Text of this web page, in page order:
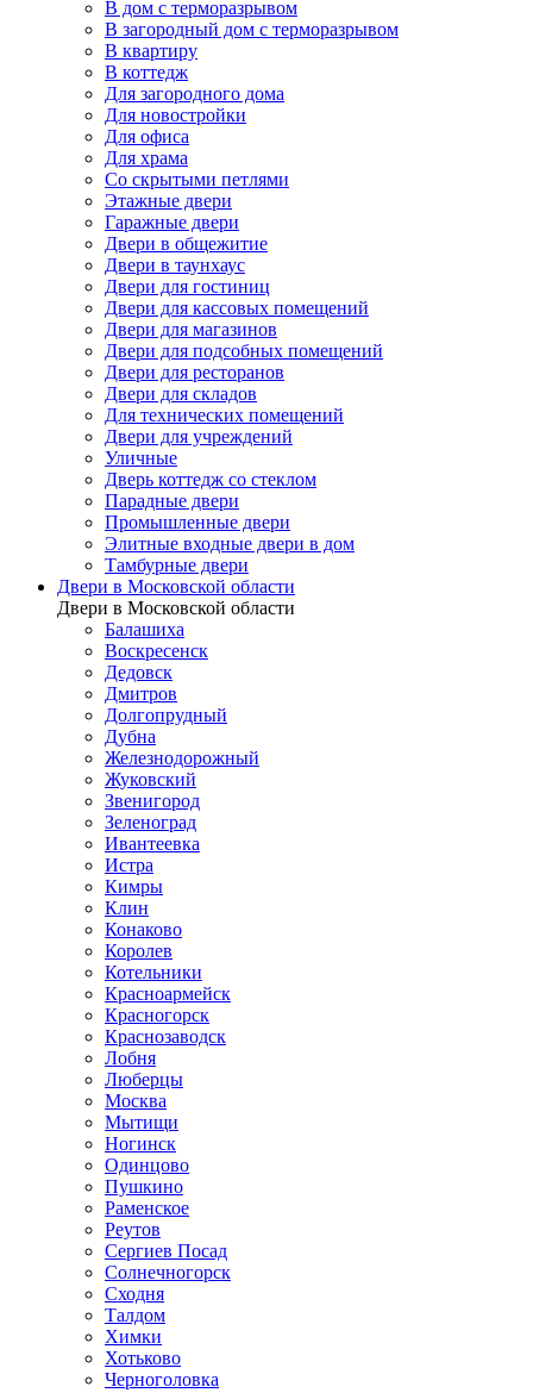
В дом с терморазрывом
В загородный дом с терморазрывом
В квартиру
В коттедж
Для загородного дома
Для новостройки
Для офиса
Для храма
Со скрытыми петлями
Этажные двери
Гаражные двери
Двери в общежитие
Двери в таунхаус
Двери для гостиниц
Двери для кассовых помещений
Двери для магазинов
Двери для подсобных помещений
Двери для ресторанов
Двери для складов
Для технических помещений
Двери для учреждений
Уличные
Дверь коттедж со стеклом
Парадные двери
Промышленные двери
Элитные входные двери в дом
Тамбурные двери
Двери в Московской области
Двери в Московской области
Балашиха
Воскресенск
Дедовск
Дмитров
Долгопрудный
Дубна
Железнодорожный
Жуковский
Звенигород
Зеленоград
Ивантеевка
Истра
Кимры
Клин
Конаково
Королев
Котельники
Красноармейск
Красногорск
Краснозаводск
Лобня
Люберцы
Москва
Мытищи
Ногинск
Одинцово
Пушкино
Раменское
Реутов
Сергиев Посад
Солнечногорск
Сходня
Талдом
Химки
Хотьково
Черноголовка